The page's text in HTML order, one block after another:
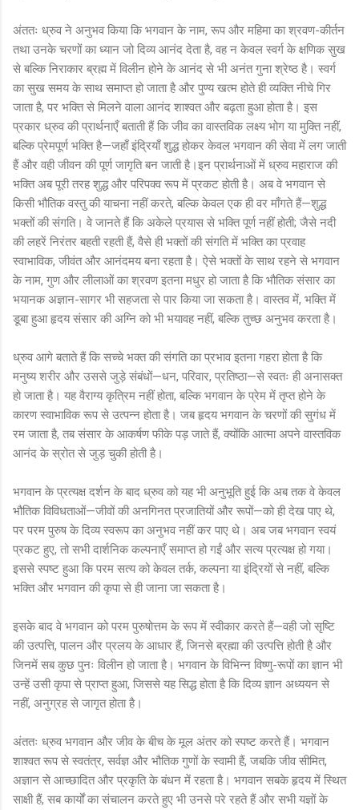
अंततः ध्रुव ने अनुभव किया कि भगवान के नाम, रूप और महिमा का श्रवण-कीर्तन
तथा उनके चरणों का ध्यान जो दिव्य आनंद देता है, वह न केवल स्वर्ग के क्षणिक सुख
से बल्कि निराकार ब्रह्म में विलीन होने के आनंद से भी अनंत गुना श्रेष्ठ है। स्वर्ग
का सुख समय के साथ समाप्त हो जाता है और पुण्य खत्म होते ही व्यक्ति नीचे गिर
जाता है, पर भक्ति से मिलने वाला आनंद शाश्वत और बढ़ता हुआ होता है। इस
प्रकार ध्रुव की प्रार्थनाएँ बताती हैं कि जीव का वास्तविक लक्ष्य भोग या मुक्ति नहीं,
बल्कि प्रेमपूर्ण भक्ति है—जहाँ इंद्रियाँ शुद्ध होकर केवल भगवान की सेवा में लग जाती
हैं और वही जीवन की पूर्ण जागृति बन जाती है।इन प्रार्थनाओं में ध्रुव महाराज की
भक्ति अब पूरी तरह शुद्ध और परिपक्व रूप में प्रकट होती है। अब वे भगवान से
किसी भौतिक वस्तु की याचना नहीं करते, बल्कि केवल एक ही वर माँगते हैं—शुद्ध
भक्तों की संगति। वे जानते हैं कि अकेले प्रयास से भक्ति पूर्ण नहीं होती; जैसे नदी
की लहरें निरंतर बहती रहती हैं, वैसे ही भक्तों की संगति में भक्ति का प्रवाह
स्वाभाविक, जीवंत और आनंदमय बना रहता है। ऐसे भक्तों के साथ रहने से भगवान
के नाम, गुण और लीलाओं का श्रवण इतना मधुर हो जाता है कि भौतिक संसार का
भयानक अज्ञान-सागर भी सहजता से पार किया जा सकता है। वास्तव में, भक्ति में
डूबा हुआ हृदय संसार की अग्नि को भी भयावह नहीं, बल्कि तुच्छ अनुभव करता है।
ध्रुव आगे बताते हैं कि सच्चे भक्त की संगति का प्रभाव इतना गहरा होता है कि
मनुष्य शरीर और उससे जुड़े संबंधों—धन, परिवार, प्रतिष्ठा—से स्वतः ही अनासक्त
हो जाता है। यह वैराग्य कृत्रिम नहीं होता, बल्कि भगवान के प्रेम में तृप्त होने के
कारण स्वाभाविक रूप से उत्पन्न होता है। जब हृदय भगवान के चरणों की सुगंध में
रम जाता है, तब संसार के आकर्षण फीके पड़ जाते हैं, क्योंकि आत्मा अपने वास्तविक
आनंद के स्रोत से जुड़ चुकी होती है।
भगवान के प्रत्यक्ष दर्शन के बाद ध्रुव को यह भी अनुभूति हुई कि अब तक वे केवल
भौतिक विविधताओं—जीवों की अनगिनत प्रजातियों और रूपों—को ही देख पाए थे,
पर परम पुरुष के दिव्य स्वरूप का अनुभव नहीं कर पाए थे। अब जब भगवान स्वयं
प्रकट हुए, तो सभी दार्शनिक कल्पनाएँ समाप्त हो गईं और सत्य प्रत्यक्ष हो गया।
इससे स्पष्ट हुआ कि परम सत्य को केवल तर्क, कल्पना या इंद्रियों से नहीं, बल्कि
भक्ति और भगवान की कृपा से ही जाना जा सकता है।
इसके बाद वे भगवान को परम पुरुषोत्तम के रूप में स्वीकार करते हैं—वही जो सृष्टि
की उत्पत्ति, पालन और प्रलय के आधार हैं, जिनसे ब्रह्मा की उत्पत्ति होती है और
जिनमें सब कुछ पुनः विलीन हो जाता है। भगवान के विभिन्न विष्णु-रूपों का ज्ञान भी
उन्हें उसी कृपा से प्राप्त हुआ, जिससे यह सिद्ध होता है कि दिव्य ज्ञान अध्ययन से
नहीं, अनुग्रह से जागृत होता है।
अंततः ध्रुव भगवान और जीव के बीच के मूल अंतर को स्पष्ट करते हैं। भगवान
शाश्वत रूप से स्वतंत्र, सर्वज्ञ और भौतिक गुणों के स्वामी हैं, जबकि जीव सीमित,
अज्ञान से आच्छादित और प्रकृति के बंधन में रहता है। भगवान सबके हृदय में स्थित
साक्षी हैं, सब कार्यों का संचालन करते हुए भी उनसे परे रहते हैं और सभी यज्ञों के